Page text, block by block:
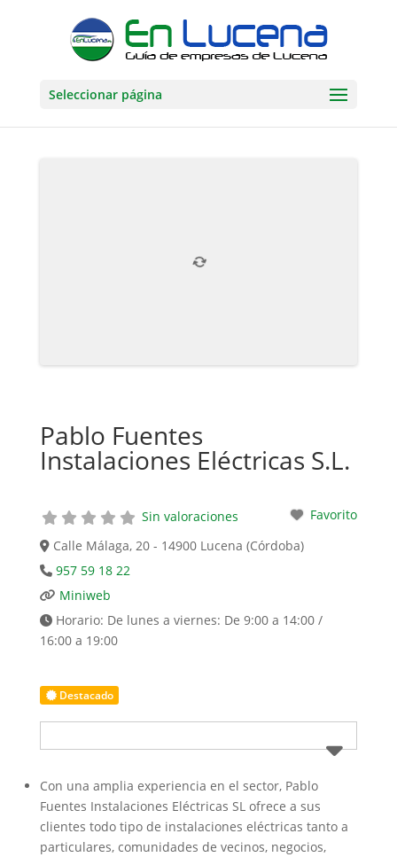
Seleccionar página
Pablo Fuentes
Instalaciones Eléctricas S.L.
Sin valoraciones
Favorito
Calle Málaga, 20 - 14900 Lucena (Córdoba)
957 59 18 22
Miniweb
Horario: De lunes a viernes: De 9:00 a 14:00 /
16:00 a 19:00
Destacado
Con una amplia experiencia en el sector, Pablo
Fuentes Instalaciones Eléctricas SL ofrece a sus
clientes todo tipo de instalaciones eléctricas tanto a
particulares, comunidades de vecinos, negocios,